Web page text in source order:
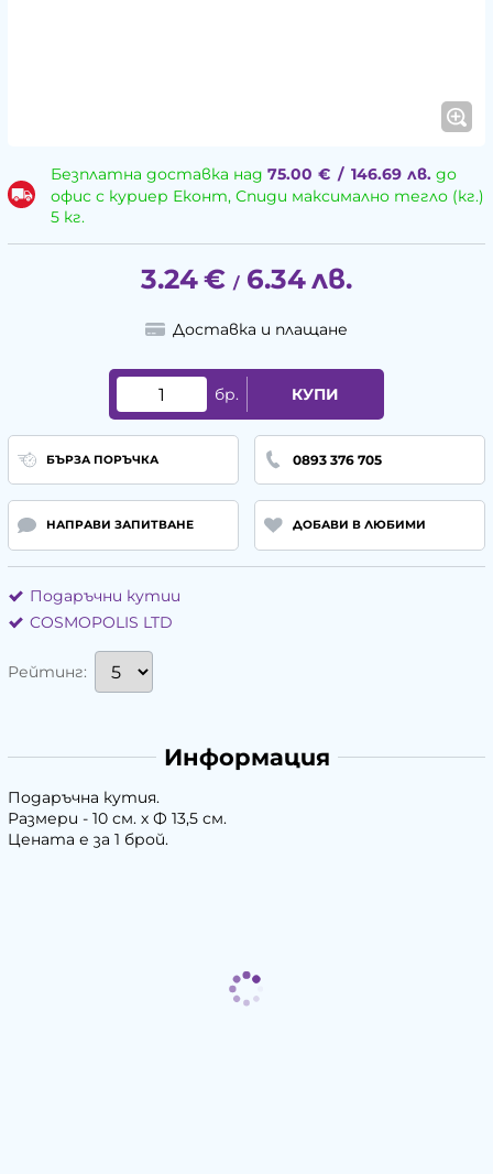
Безплатна доставка над 75.00 € / 146.69 лв.до
офис с куриер Еконт, Спиди максимално тегло (кг.)
5 кг.
3.24€ / 6.34лв.
Доставка и плащане
бр. КУПИ
БЪРЗА ПОРЪЧКА 0893 376 705
НАПРАВИ ЗАПИТВАНЕ ДОБАВИ В ЛЮБИМИ
Подаръчни кутии
COSMOPOLIS LTD
Рейтинг:
Информация
Подаръчна кутия.
Размери - 10 см. х Ф 13,5 см.
Цената е за 1 брой.